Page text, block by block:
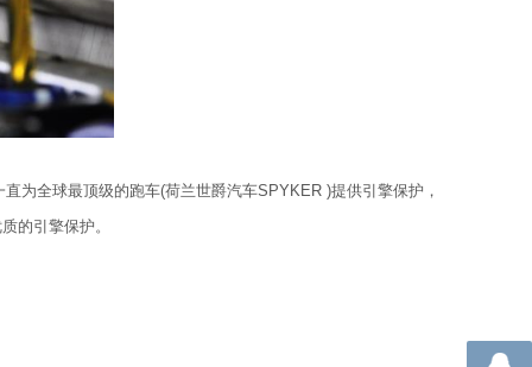
为全球最顶级的跑车(荷兰世爵汽车SPYKER )提供引擎保护，
的引擎保护。